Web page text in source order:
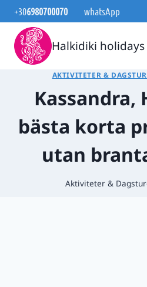
Skip
to
content
+306980700070 whatsApp
Halkidiki
AKTIVITETER &
bästa korta
utan
Aktiviteter &